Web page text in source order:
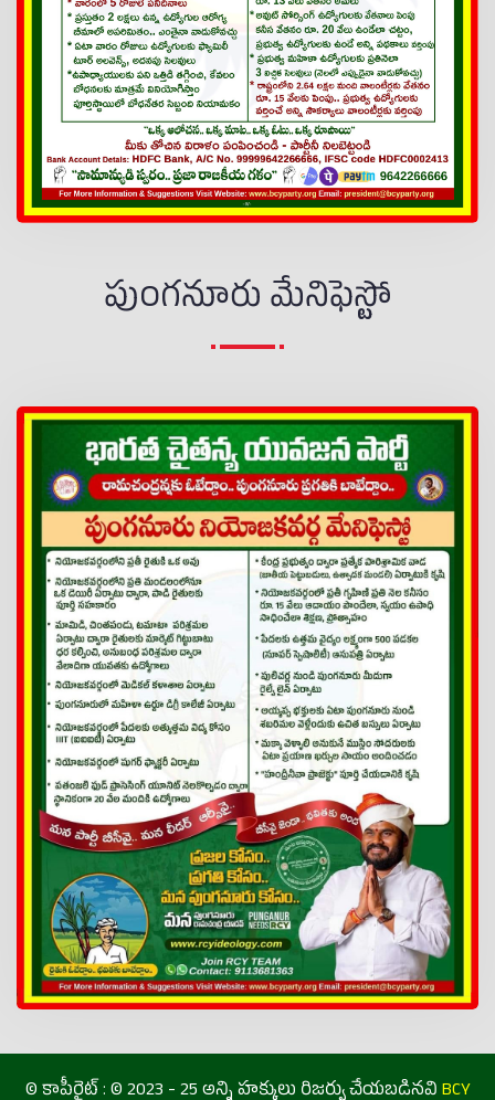
పుంగనూరు మేనిఫెస్టో
© కాపీరైట్ : © 2023 - 25 అన్ని హక్కులు రిజర్వు చేయబడినవి BCY